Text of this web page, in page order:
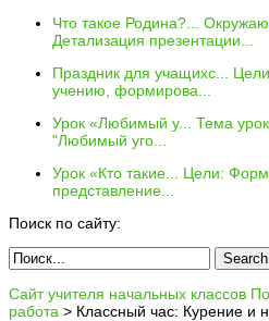
Что такое Родина?...
Детализация презентации...
Праздник для учащихс...
учению, формирова...
Урок «Любимый у...
Тема
"Любимый уго...
Урок «Кто такие...
Цели:
представление...
Поиск по сайту:
Сайт учителя начальных классов
работа > Классный час: Курение и